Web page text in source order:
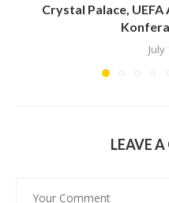
Crystal Palace, UEFA
July
LEAVE